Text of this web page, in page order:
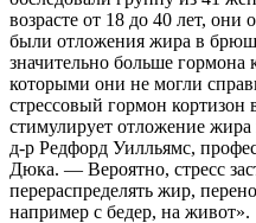
возрасте от 18 до 40 лет, они
были отложения жира в
значительно больше гормона
которыми они не могли
стрессовый гормон кортизон
стимулирует отложение
д-р Редфорд Уилльямс,
Дюка. — Вероятно, стресс
перераспределять жир,
например с бедер, на живот».